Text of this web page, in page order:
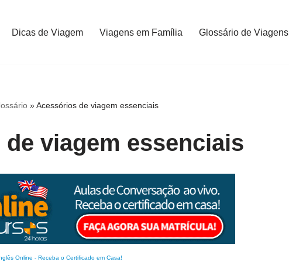
Dicas de Viagem Viagens em Família Glossário de Viagens
»Acessórios de viagem essenciais
viagem essenciais
Online - Receba o Certificado em Casa!